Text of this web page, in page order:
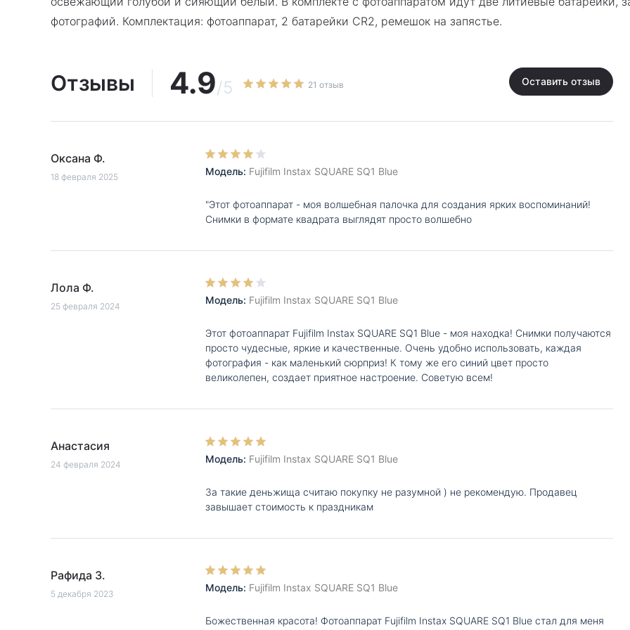
фотографий. Комплектация: фотоаппарат, 2 батарейки CR2, ремешок на запястье.
Отзывы 4.9/5 21 отзыв Оставить отзыв
Оксана Ф.
18 февраля 2025 Модель: Fujifilm Instax SQUARE SQ1 Blue
"Этот фотоаппарат - моя волшебная палочка для создания ярких воспоминаний!
Снимки в формате квадрата выглядят просто волшебно
Лола Ф.
25 февраля 2024 Модель: Fujifilm Instax SQUARE SQ1 Blue
Этот фотоаппарат Fujifilm Instax SQUARE SQ1 Blue - моя находка! Снимки получаются
просто чудесные, яркие и качественные. Очень удобно использовать, каждая
фотография - как маленький сюрприз! К тому же его синий цвет просто
великолепен, создает приятное настроение. Советую всем!
Анастасия
24 февраля 2024 Модель: Fujifilm Instax SQUARE SQ1 Blue
За такие деньжища считаю покупку не разумной ) не рекомендую. Продавец
завышает стоимость к праздникам
Рафида З.
5 декабря 2023 Модель: Fujifilm Instax SQUARE SQ1 Blue
Божественная красота! Фотоаппарат Fujifilm Instax SQUARE SQ1 Blue стал для меня